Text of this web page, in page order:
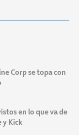
Corp se topa con
en lo que va de
y Kick